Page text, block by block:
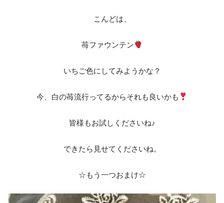
こんどは、
苺ファウンテン
いちご色にしてみようかな？
今、白の苺流行ってるからそれも良いかも
皆様もお試しくださいね♪
できたら見せてくださいね。
☆もう一つおまけ☆